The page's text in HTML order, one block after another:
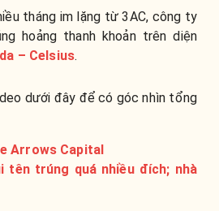
tháng im lặng từ 3AC, công ty
hoảng thanh khoản trên diện
– Celsius.
dưới đây để có góc nhìn tổng
Arrows Capital
tên trúng quá nhiều đích; nhà